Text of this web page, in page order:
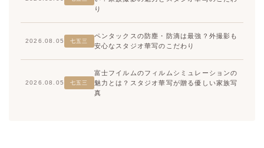
り
2026.08.05 七五三
ペンタックスの防塵・防滴は最強？外撮影も
安心なスタジオ華写のこだわり
2026.08.05 七五三
富士フイルムのフィルムシミュレーションの
魅力とは？スタジオ華写が贈る優しい家族写
真